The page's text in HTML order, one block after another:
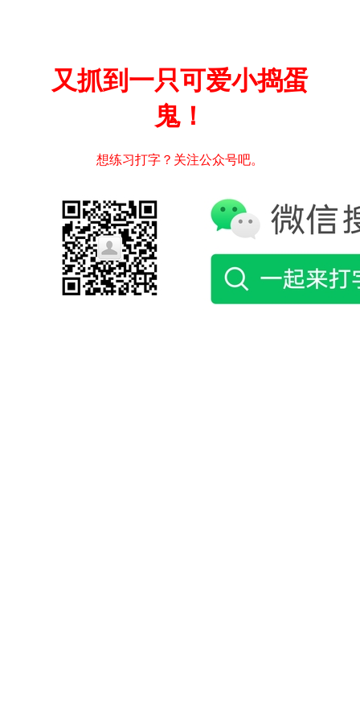
又抓到一只可爱小捣蛋
鬼！
想练习打字？关注公众号吧。